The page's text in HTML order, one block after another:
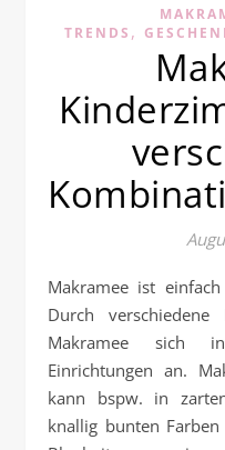
TRENDS ,
Makramee ist einfach für jedes Zimmer geeignet.
Durch
Makramee sich
Einrichtungen an.
kann bspw. in
knallig bunten